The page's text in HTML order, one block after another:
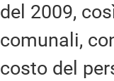
del 2009,
comunali,
costo del